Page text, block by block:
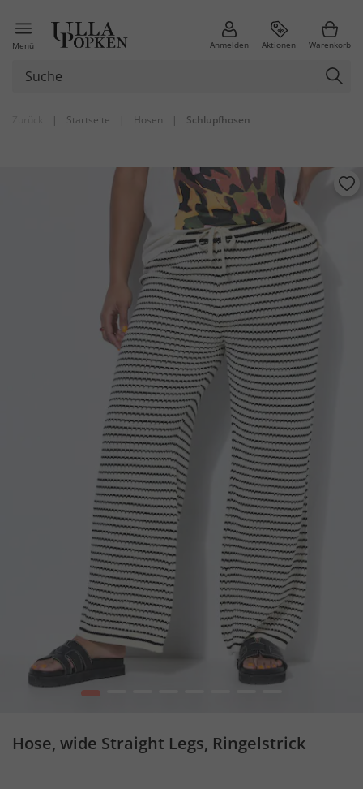
Menü Anmelden Aktionen Warenkorb
| Startseite | Hosen | Schlupfhosen
1
Hose, wide Straight Legs, Ringelstrick